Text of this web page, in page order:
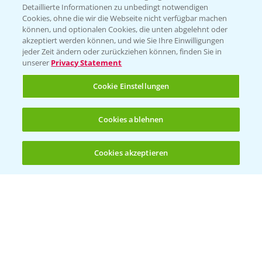
1:06
Rapsblütenbehandlung mit Propulse
16.04.2025
(noch 4)
Detaillierte Informationen zu unbedingt notwendigen
Cookies, ohne die wir die Webseite nicht verfügbar machen
können, und optionalen Cookies, die unten abgelehnt oder
akzeptiert werden können, und wie Sie Ihre Einwilligungen
jeder Zeit ändern oder zurückziehen können, finden Sie in
unserer Privacy Statement
Cookie Einstellungen
Cookies ablehnen
Cookies akzeptieren